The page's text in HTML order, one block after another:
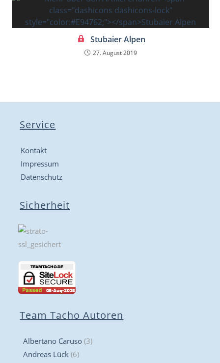
Stubaier Alpen
27. August 2019
Service
Kontakt
Impressum
Datenschutz
Sicherheit
Team Tacho Autoren
Albertano Caruso (3)
Andreas Lück (6)